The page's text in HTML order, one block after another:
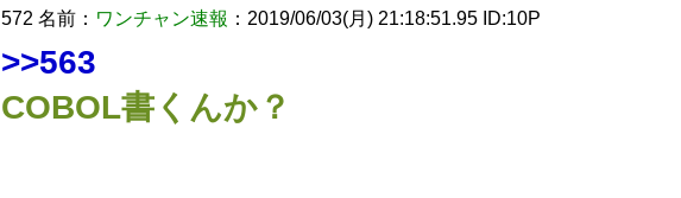
572 名前： ワンチャン速報 ：2019/06/03(月) 21:18:51.95 ID:10P
>>563
COBOL書くんか？